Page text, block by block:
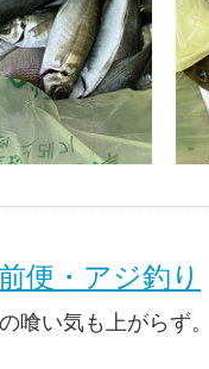
便・アジ釣り
喰い気も上がらず